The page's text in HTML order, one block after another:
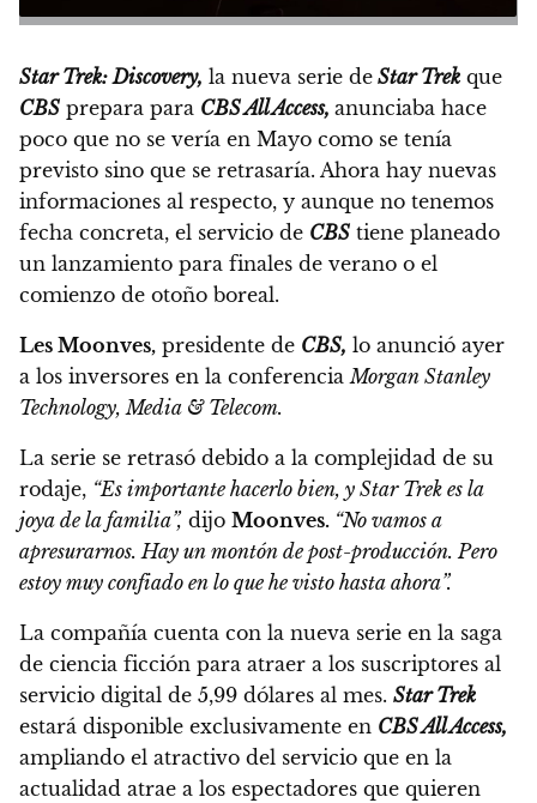
Star Trek: Discovery, la nueva serie de Star Trek que
CBS prepara para CBS All Access, anunciaba hace
poco que no se vería en Mayo como se tenía
previsto sino que se retrasaría. Ahora hay nuevas
informaciones al respecto, y aunque no tenemos
fecha concreta, el servicio de CBS tiene planeado
un lanzamiento para finales de verano o el
comienzo de otoño boreal.
Les Moonves, presidente de CBS, lo anunció ayer
a los inversores en la conferenciaMorgan Stanley
Technology, Media & Telecom.
La serie se retrasó debido a la complejidad de su
rodaje, “Es importante hacerlo bien, y Star Trek es la
joya de la familia”, dijo Moonves. “No vamos a
apresurarnos. Hay un montón de post-producción. Pero
estoy muy confiado en lo que he visto hasta ahora”.
La compañía cuenta con la nueva serie en la saga
de ciencia ficción para atraer a los suscriptores al
servicio digital de 5,99 dólares al mes. Star Trek
estará disponible exclusivamente en CBS All Access,
ampliando el atractivo del servicio que en la
actualidad atrae a los espectadores que quieren